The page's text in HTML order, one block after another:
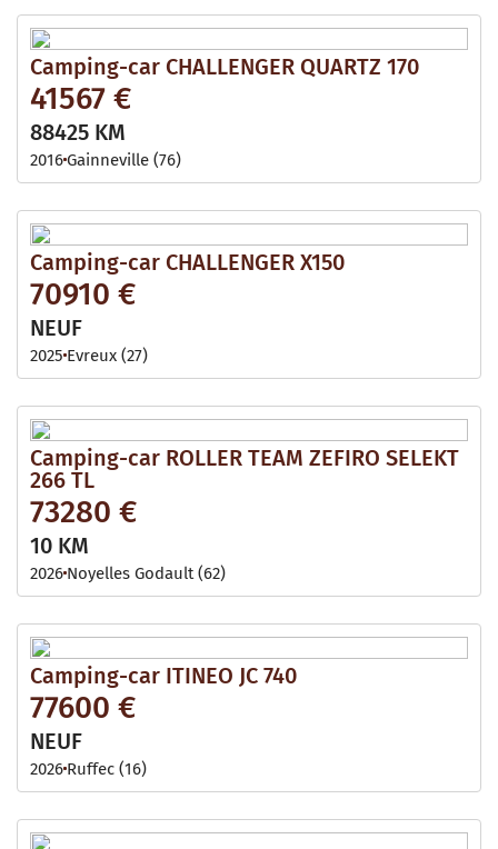
Camping-car CHALLENGER QUARTZ 170
41567 €
88425 KM
2016Gainneville (76)
Camping-car CHALLENGER X150
70910 €
NEUF
2025 Evreux (27)
Camping-car ROLLER TEAM ZEFIRO SELEKT
266 TL
73280 €
10 KM
2026 Noyelles Godault (62)
Camping-car ITINEO JC 740
77600 €
NEUF
2026 Ruffec (16)